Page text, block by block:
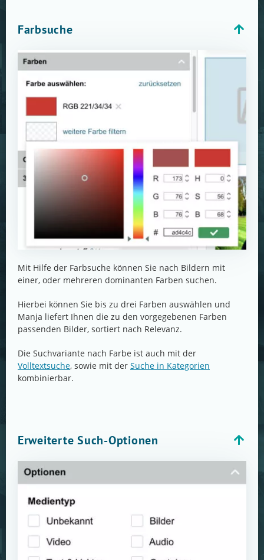
Farbsuche
Mit Hilfe der Farbsuche können Sie nach Bildern mit
einer, oder mehreren dominanten Farben suchen.
Hierbei können Sie bis zu drei Farben auswählen und
Manja liefert Ihnen die zu den vorgegebenen Farben
passenden Bilder, sortiert nach Relevanz.
Die Suchvariante nach Farbe ist auch mit der
Volltextsuche, sowie mit der Suche in Kategorien
kombinierbar.
Erweiterte Such-Optionen